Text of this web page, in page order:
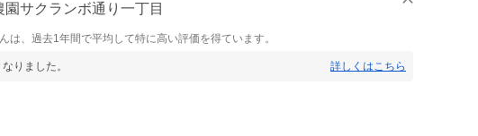
園サクランボ通り一丁目
は、過去1年間で平均して特に高い評価を得ています。
りました。 詳しくはこちら